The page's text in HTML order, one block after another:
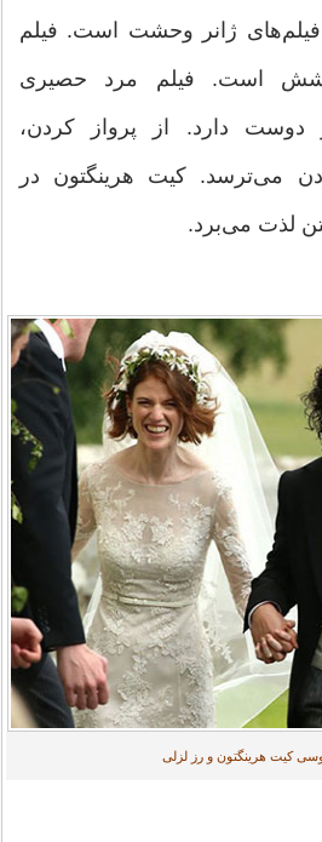
ژانر وحشت است. فیلم
است. فیلم مرد حصیری
دوست دارد. از پرواز کردن،
می‌ترسد. کیت هرینگتون در
لذت می‌برد.
کیت هرینگتون و رز لزلی